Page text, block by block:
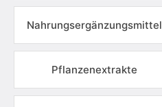
Nahrungsergänzungsmittel
Pflanzenextrakte